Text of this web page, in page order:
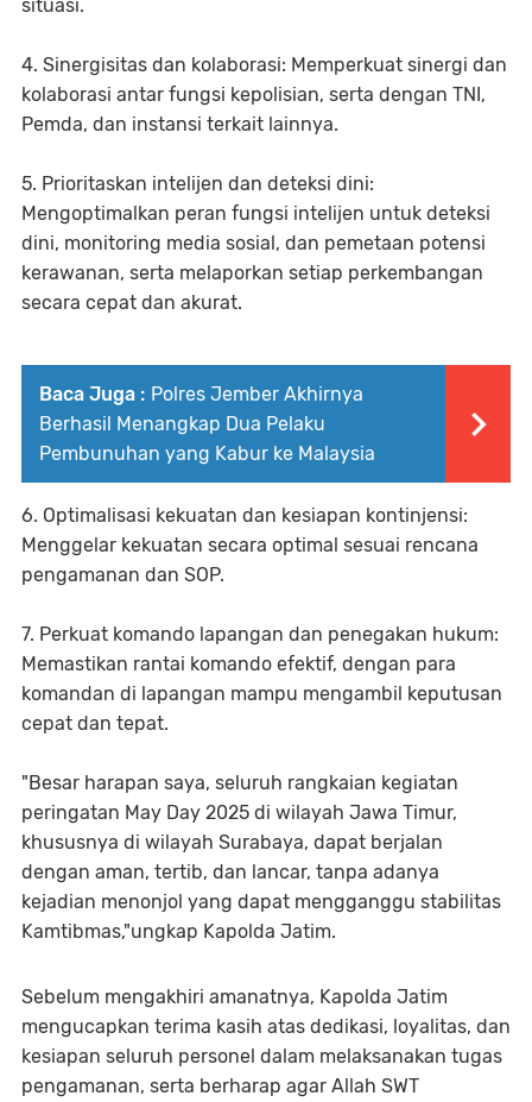
situasi.
4. Sinergisitas dan kolaborasi: Memperkuat sinergi dan
kolaborasi antar fungsi kepolisian, serta dengan TNI,
Pemda, dan instansi terkait lainnya.
5. Prioritaskan intelijen dan deteksi dini:
Mengoptimalkan peran fungsi intelijen untuk deteksi
dini, monitoring media sosial, dan pemetaan potensi
kerawanan, serta melaporkan setiap perkembangan
secara cepat dan akurat.
Baca Juga : Polres Jember Akhirnya
Berhasil Menangkap Dua Pelaku
Pembunuhan yang Kabur ke Malaysia
6. Optimalisasi kekuatan dan kesiapan kontinjensi:
Menggelar kekuatan secara optimal sesuai rencana
pengamanan dan SOP.
7. Perkuat komando lapangan dan penegakan hukum:
Memastikan rantai komando efektif, dengan para
komandan di lapangan mampu mengambil keputusan
cepat dan tepat.
"Besar harapan saya, seluruh rangkaian kegiatan
peringatan May Day 2025 di wilayah Jawa Timur,
khususnya di wilayah Surabaya, dapat berjalan
dengan aman, tertib, dan lancar, tanpa adanya
kejadian menonjol yang dapat mengganggu stabilitas
Kamtibmas,"ungkap Kapolda Jatim.
Sebelum mengakhiri amanatnya, Kapolda Jatim
mengucapkan terima kasih atas dedikasi, loyalitas, dan
kesiapan seluruh personel dalam melaksanakan tugas
pengamanan, serta berharap agar Allah SWT